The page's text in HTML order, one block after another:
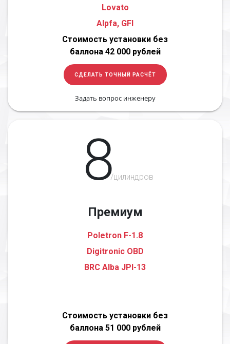
Lovato
Alpfa, GFI
Стоимость установки без
баллона 42 000 рублей
СДЕЛАТЬ ТОЧНЫЙ РАСЧЁТ
Задать вопрос инженеру
8/цилиндров
Премиум
Poletron F-1.8
Digitronic OBD
BRC Alba JPI-13
Стоимость установки без
баллона 51 000 рублей